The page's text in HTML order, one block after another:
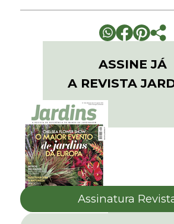
ASSINE JÁ
A REVISTA
Assinatura